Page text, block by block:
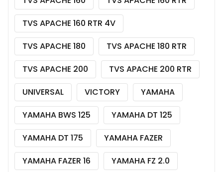
TVS APACHE 160 RTR 4V
TVS APACHE 180
TVS APACHE 180 RTR
TVS APACHE 200
TVS APACHE 200 RTR
UNIVERSAL
VICTORY
YAMAHA
YAMAHA BWS 125
YAMAHA DT 125
YAMAHA DT 175
YAMAHA FAZER
YAMAHA FAZER 16
YAMAHA FZ 2.0